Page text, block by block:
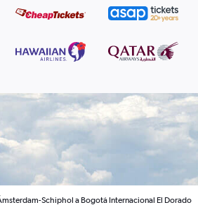
Schiphol a Bogotá Internacional El Dorado